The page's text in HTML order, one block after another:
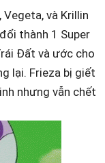
và Krillin
thành 1 Super
Đất và ước cho
lại. Frieza bị giết
nhưng vẫn chết